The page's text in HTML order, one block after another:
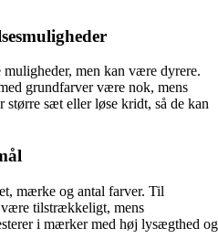
men kan være dyrere.
grundfarver være nok, mens
sæt eller løse kridt, så de kan
mærke og antal farver. Til
tilstrækkeligt, mens
i mærker med høj lysægthed og